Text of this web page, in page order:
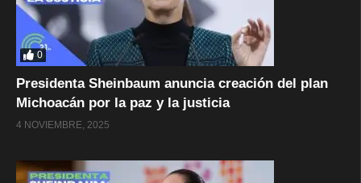
0
Presidenta Sheinbaum anuncia creación del plan
Michoacán por la paz y la justicia
4 NOVIEMBRE, 2025